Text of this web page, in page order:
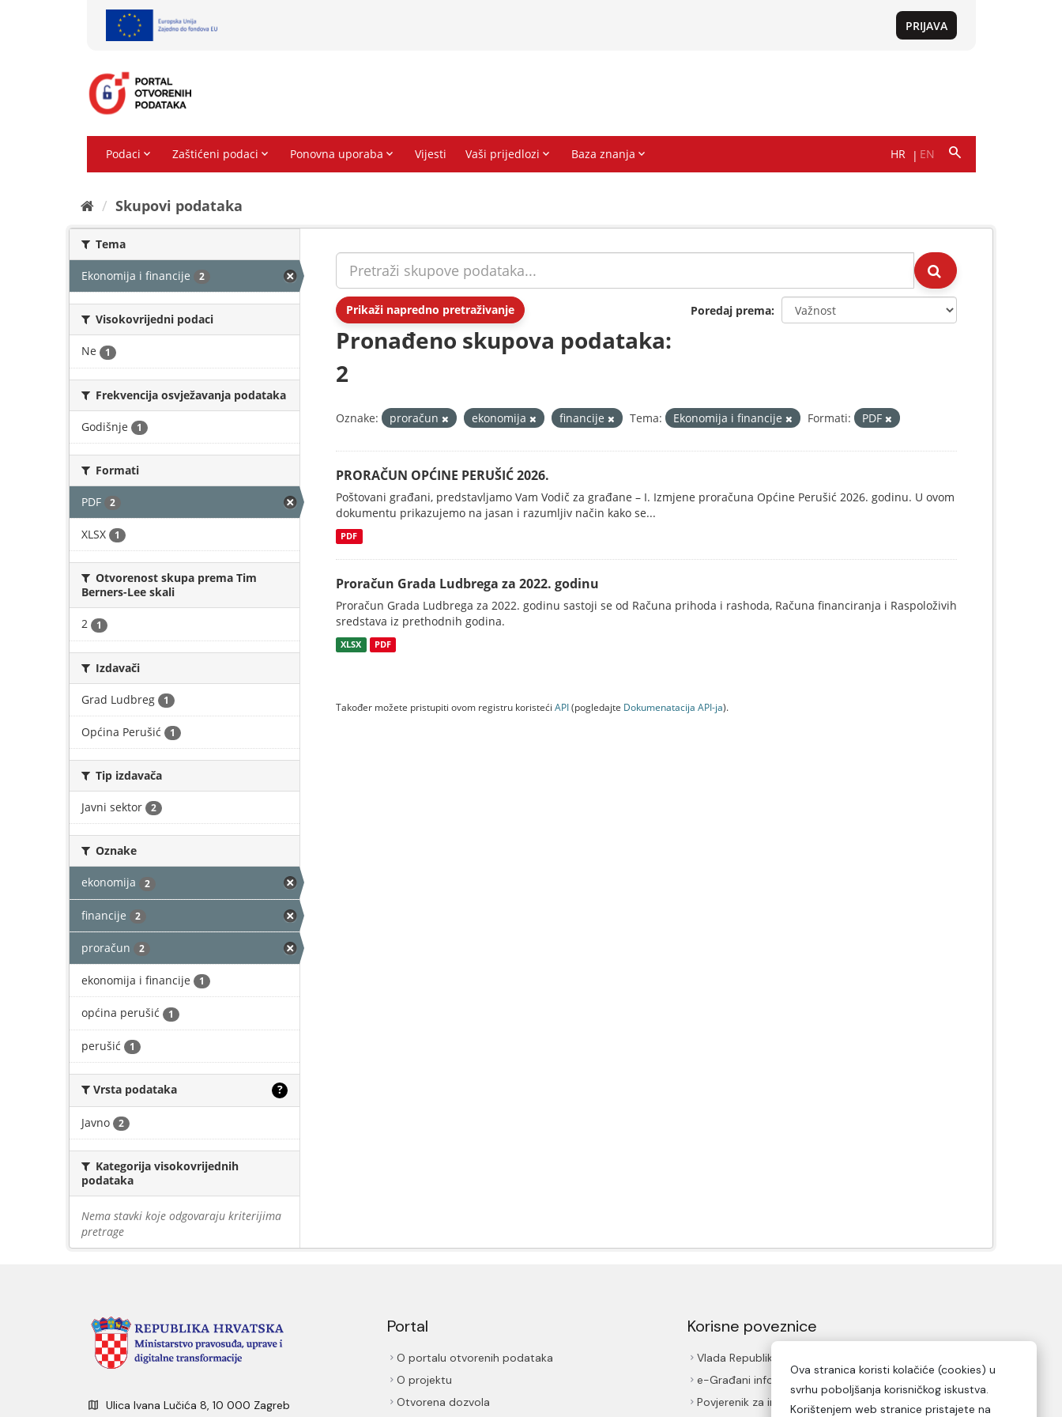
Skupovi podаtаkа
Tema
Ekonomija i financije 2
Visokovrijedni podaci
Ne 1
Frekvencija osvježavanja podataka
Godišnje 1
Formati
PDF 2
XLSX 1
Otvorenost skupa prema Tim
Berners-Lee skali
2 1
Izdavači
Grad Ludbreg 1
Općina Perušić 1
Tip izdavača
Javni sektor 2
Oznake
ekonomija 2
financije 2
proračun 2
ekonomija i financije 1
općina perušić 1
perušić 1
Vrsta podataka ?
Javno 2
Kategorija visokovrijednih
podataka
Nema stavki koje odgovaraju kriterijima
pretrage
Prikaži napredno pretraživanje Poredaj prema
Pronađeno skupova podataka:
2
Oznake: proračun ekonomija financije Tema: Ekonomija i financije Formati: PDF
PRORAČUN OPĆINE PERUŠIĆ 2026.
Poštovani građani, predstavljamo Vam Vodič za građane – I. Izmjene proračuna Općine Perušić 2026. godinu. U ovom
dokumentu prikazujemo na jasan i razumljiv način kako se...
PDF
Proračun Grada Ludbrega za 2022. godinu
Proračun Grada Ludbrega za 2022. godinu sastoji se od Računa prihoda i rashoda, Računa financiranja i Raspoloživih
sredstava iz prethodnih godina.
XLSX PDF
Također možete pristupiti ovom registru koristeći API(pogledajte Dokumenаtаcijа API-jа).